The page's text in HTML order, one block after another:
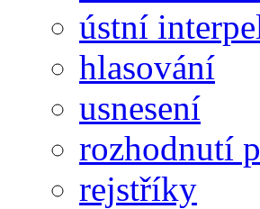
ústní
hlasování
usnesení
rozhodnutí
rejstříky